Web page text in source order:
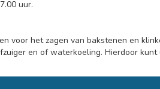
uur.
voor het zagen van bakstenen en
en of waterkoeling. Hierdoor